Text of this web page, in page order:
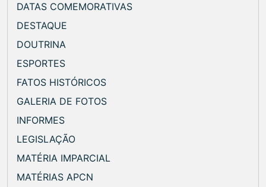
DATAS COMEMORATIVAS
DESTAQUE
DOUTRINA
ESPORTES
FATOS HISTÓRICOS
GALERIA DE FOTOS
INFORMES
LEGISLAÇÃO
MATÉRIA IMPARCIAL
MATÉRIAS APCN